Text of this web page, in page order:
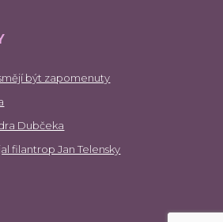
být zapomenuty
Dubčeka
filantrop Jan Telensky